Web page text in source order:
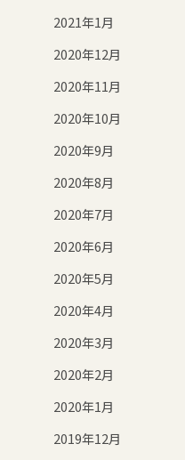
2021年1月
2020年12月
2020年11月
2020年10月
2020年9月
2020年8月
2020年7月
2020年6月
2020年5月
2020年4月
2020年3月
2020年2月
2020年1月
2019年12月